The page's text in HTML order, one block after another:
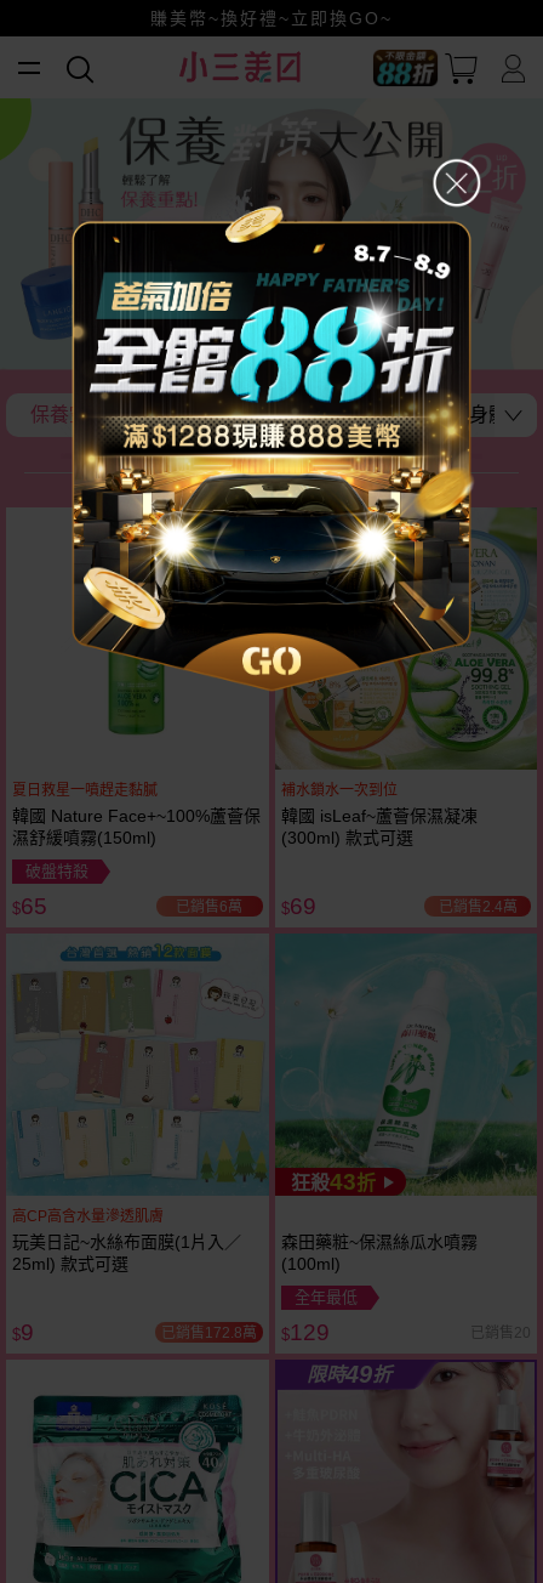
賺美幣~換好禮~立即換GO~
小三美日x全支付~美幣+全點折上折超划算
全館88折爸氣加倍！
保養空空賞! 補水、保濕、美白 洗潤護全攻略 身體保
保養空空賞!
瘋殺
32折
夏日救星一噴趕走黏膩
韓國 Nature Face+~100%蘆薈保
濕舒緩噴霧(150ml)
破盤特殺
$65 已銷售6萬
補水鎖水一次到位
韓國 isLeaf~蘆薈保濕凝凍
(300ml) 款式可選
$69 已銷售2.4萬
高CP高含水量滲透肌膚
玩美日記~水絲布面膜(1片入／
25ml) 款式可選
$9 已銷售172.8萬
狂殺43折
森田藥粧~保濕絲瓜水噴霧
(100ml)
全年最低
$129 已銷售20
限時49折